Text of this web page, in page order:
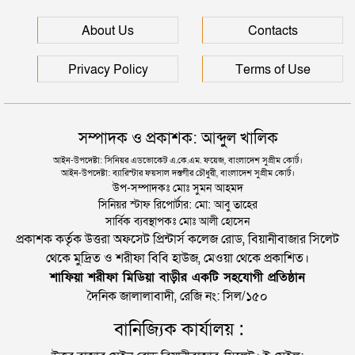
সিলেটে আরও দুইজনের মৃত্যু, হাসপাতালে ৩ শতাধিক
About Us Contacts
Privacy Policy Terms of Use
সম্পাদক ও প্রকাশক: আব্দুল খালিক
আইন-উপদেষ্টা: সিনিয়র এডভোকেট এ.কে.এম. ফয়েজ, বাংলাদেশ সুপ্রীম কোর্ট।
আইন-উপদেষ্টা: ব্যারিস্টার ফয়সাল দস্তগীর চৌধুরী, বাংলাদেশ সুপ্রীম কোর্ট।
উপ-সম্পাদকঃ মোঃ সুমন আহমদ
সিনিয়র স্টাফ রিপোর্টার: মো: আবু তাহের
সার্বিক ব্যবস্থাপকঃ মোঃ আলী হোসেন
প্রকাশক কর্তৃক উত্তরা অফসেট প্রিন্টার্স কলেজ রোড, বিয়ানীবাজার সিলেট
থেকে মুদ্রিত ও শরীফা বিবি হাউজ, মেওয়া থেকে প্রকাশিত।
শাফিয়া শরীফা মিডিয়া বাড়ীর একটি সহযোগী প্রতিষ্ঠান
দৈনিক জালালাবাদী, রেজি নং: সিল/১৫০
বানিজ্যিক কার্যালয় :